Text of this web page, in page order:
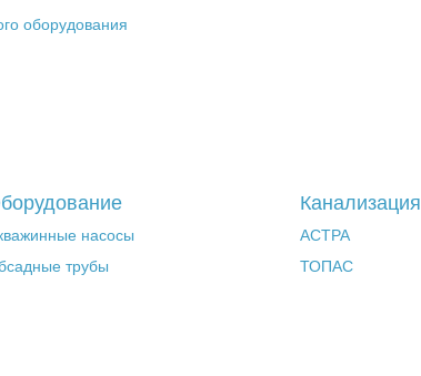
оборудования
насосы
трубы
Канализация
АСТРА
ТОПАС